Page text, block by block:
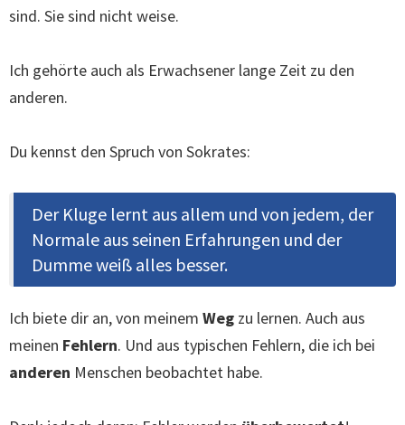
sind. Sie sind nicht weise.
Ich gehörte auch als Erwachsener lange Zeit zu den
anderen.
Du kennst den Spruch von Sokrates:
Der Kluge lernt aus allem und von jedem, der
Normale aus seinen Erfahrungen und der
Dumme weiß alles besser.
Ich biete dir an, von meinem Weg zu lernen. Auch aus
meinen Fehlern. Und aus typischen Fehlern, die ich bei
anderen Menschen beobachtet habe.